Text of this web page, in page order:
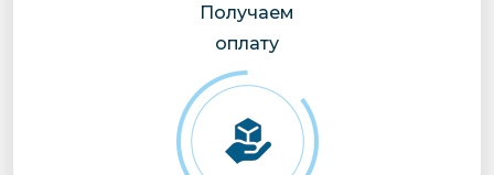
Получаем
оплату